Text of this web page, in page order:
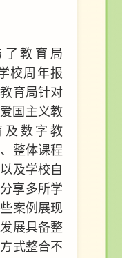
教育局
校周年报
育局针对
国主义教
及数字教
整体课程
及学校自
享多所学
案例展现
展具备整
式整合不